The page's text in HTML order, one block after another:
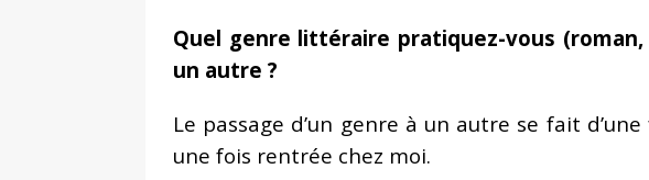
Quel genre littéraire pratiquez-vous
un autre ?
Le passage d’un genre à un autre se fait
une fois rentrée chez moi.